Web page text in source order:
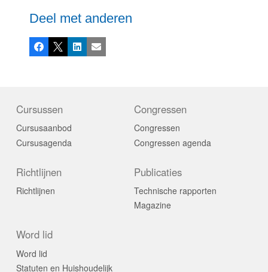
Deel met anderen
Facebook
X LinkedInE-mail
Cursussen
Cursusaanbod
Cursusagenda
Congressen
Congressen
Congressen agenda
Richtlijnen
Richtlijnen
Publicaties
Technische rapporten
Magazine
Word lid
Word lid
Statuten en Huishoudelijk